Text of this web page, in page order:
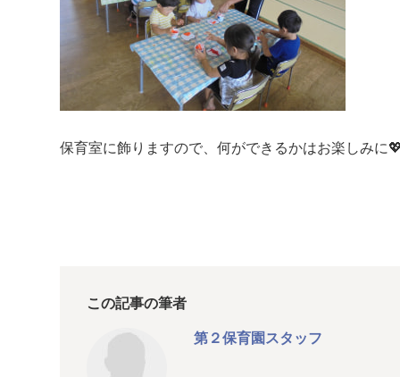
保育室に飾りますので、何ができるかはお楽しみに
この記事の筆者
第２保育園スタッフ